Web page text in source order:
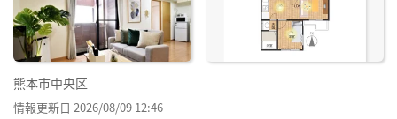
熊本市中央区
情報更新日 2026/08/09 12:46